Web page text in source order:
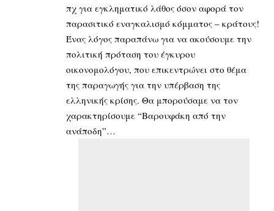
πχ για εγκληματικό λάθος όσον αφορά τον
παρασιτικό εναγκαλισμό κόμματος – κράτους!
Ένας λόγος παραπάνω για να ακούσουμε την
πολιτική πρόταση του έγκυρου
οικονομολόγου, που επικεντρώνει στο θέμα
της παραγωγής για την υπέρβαση της
ελληνικής κρίσης. Θα μπορούσαμε να τον
χαρακτηρίσουμε “Βαρουφάκη από την
ανάποδη”…